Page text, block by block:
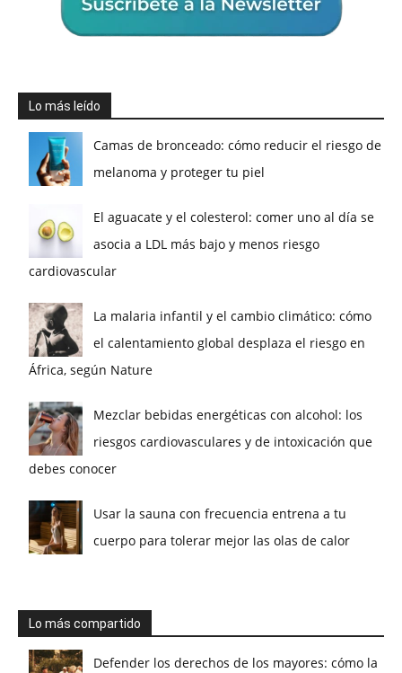
Lo más leído
Camas de bronceado: cómo reducir el riesgo de
melanoma y proteger tu piel
El aguacate y el colesterol: comer uno al día se
asocia a LDL más bajo y menos riesgo
cardiovascular
La malaria infantil y el cambio climático: cómo
el calentamiento global desplaza el riesgo en
África, según Nature
Mezclar bebidas energéticas con alcohol: los
riesgos cardiovasculares y de intoxicación que
debes conocer
Usar la sauna con frecuencia entrena a tu
cuerpo para tolerar mejor las olas de calor
Lo más compartido
Defender los derechos de los mayores: cómo la